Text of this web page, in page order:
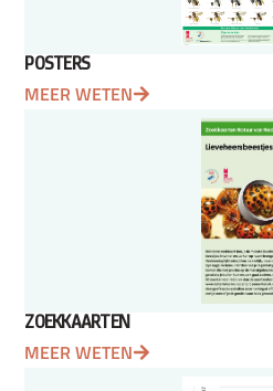
POSTERS
MEER WETEN
ZOEKKAARTEN
MEER WETEN